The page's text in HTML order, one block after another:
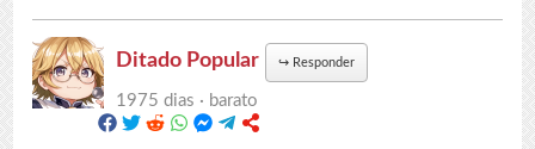
Ditado Popular ↪ Responder
1975 dias · barato